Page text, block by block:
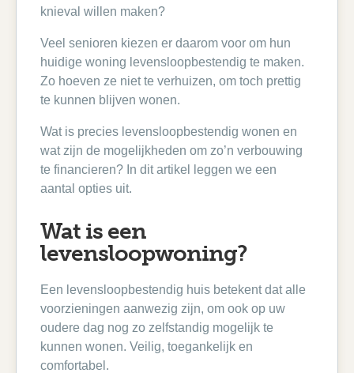
knieval willen maken?
Veel senioren kiezen er daarom voor om hun
huidige woning levensloopbestendig te maken.
Zo hoeven ze niet te verhuizen, om toch prettig
te kunnen blijven wonen.
Wat is precies levensloopbestendig wonen en
wat zijn de mogelijkheden om zo’n verbouwing
te financieren? In dit artikel leggen we een
aantal opties uit.
Wat is een
levensloopwoning?
Een levensloopbestendig huis betekent dat alle
voorzieningen aanwezig zijn, om ook op uw
oudere dag nog zo zelfstandig mogelijk te
kunnen wonen. Veilig, toegankelijk en
comfortabel.